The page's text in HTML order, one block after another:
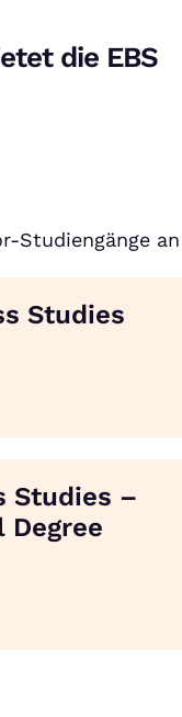
die EBS
Studiengänge an
Studies
Studies –